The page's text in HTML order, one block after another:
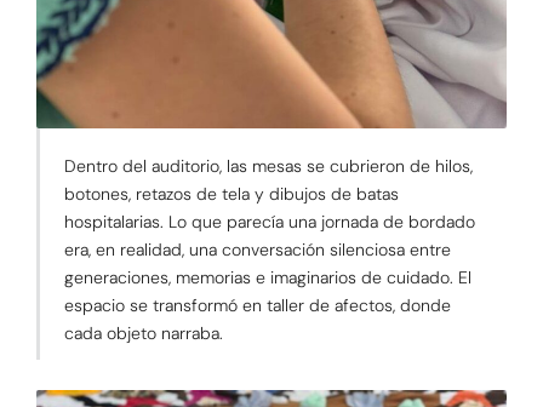
Dentro del auditorio, las mesas se cubrieron de hilos,
botones, retazos de tela y dibujos de batas
hospitalarias. Lo que parecía una jornada de bordado
era, en realidad, una conversación silenciosa entre
generaciones, memorias e imaginarios de cuidado. El
espacio se transformó en taller de afectos, donde
cada objeto narraba.